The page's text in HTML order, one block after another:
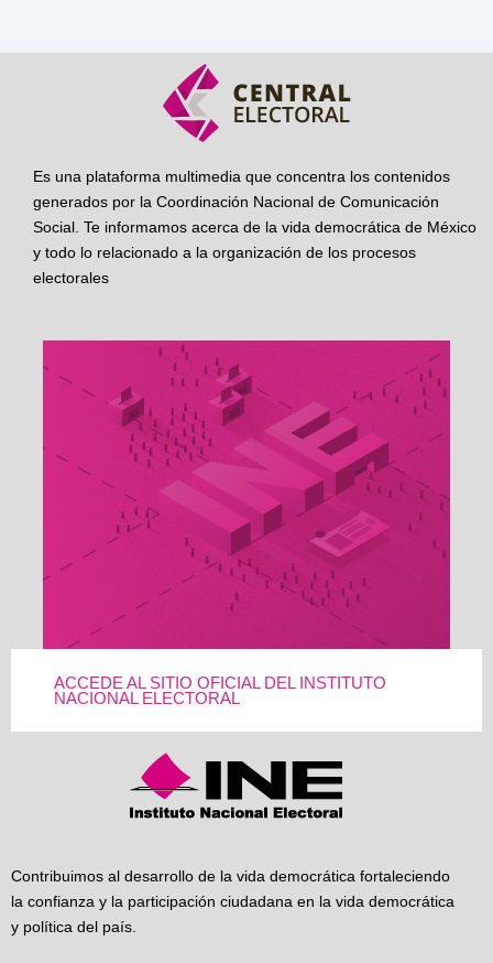
Es una plataforma multimedia que concentra los contenidos
generados por la Coordinación Nacional de Comunicación
Social. Te informamos acerca de la vida democrática de México
y todo lo relacionado a la organización de los procesos
electorales
ACCEDE AL SITIO OFICIAL DEL INSTITUTO
NACIONAL ELECTORAL
Contribuimos al desarrollo de la vida democrática fortaleciendo
la confianza y la participación ciudadana en la vida democrática
y política del país.